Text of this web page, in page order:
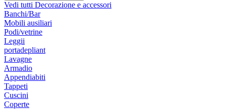
Vedi tutti Decorazione e accessori
Banchi/Bar
Mobili ausiliari
Podi/vetrine
Leggii
portadepliant
Lavagne
Armadio
Appendiabiti
Tappeti
Cuscini
Coperte